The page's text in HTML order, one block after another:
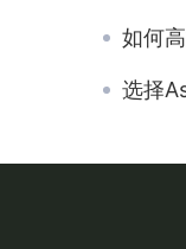
如何
选择